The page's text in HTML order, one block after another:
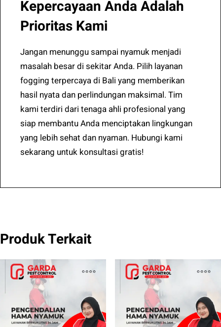
Kepercayaan Anda Adalah
Prioritas Kami
Jangan menunggu sampai nyamuk menjadi
masalah besar di sekitar Anda. Pilih layanan
fogging terpercaya di Bali yang memberikan
hasil nyata dan perlindungan maksimal. Tim
kami terdiri dari tenaga ahli profesional yang
siap membantu Anda menciptakan lingkungan
yang lebih sehat dan nyaman. Hubungi kami
sekarang untuk konsultasi gratis!
Produk Terkait